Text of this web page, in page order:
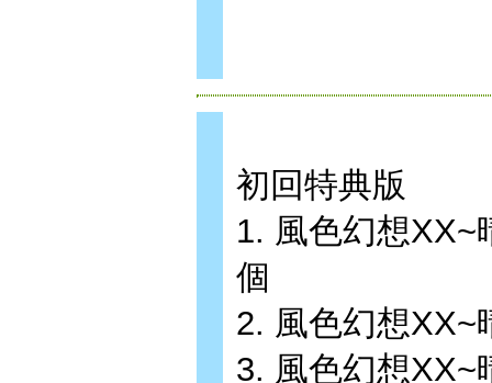
初回特典版
1. 風色幻想XX~
個
2. 風色幻想XX~
3. 風色幻想XX~